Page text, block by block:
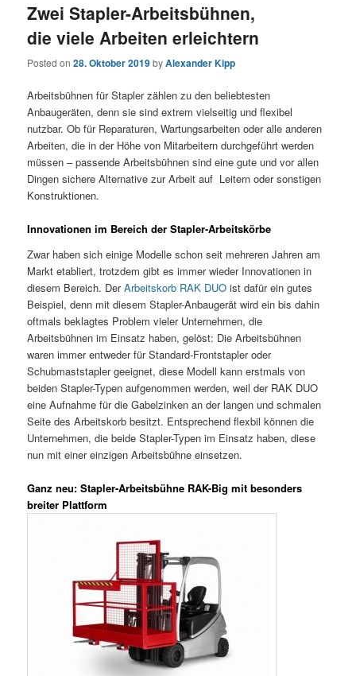
Zwei Stapler-Arbeitsbühnen,
die viele Arbeiten erleichtern
Posted on28. Oktober 2019byAlexander Kipp
Arbeitsbühnen für Stapler zählen zu den beliebtesten
Anbaugeräten, denn sie sind extrem vielseitig und flexibel
nutzbar. Ob für Reparaturen, Wartungsarbeiten oder alle anderen
Arbeiten, die in der Höhe von Mitarbeitern durchgeführt werden
müssen – passende Arbeitsbühnen sind eine gute und vor allen
Dingen sichere Alternative zur Arbeit auf Leitern oder sonstigen
Konstruktionen.
Innovationen im Bereich der Stapler-Arbeitskörbe
Zwar haben sich einige Modelle schon seit mehreren Jahren am
Markt etabliert, trotzdem gibt es immer wieder Innovationen in
diesem Bereich. DerArbeitskorb RAK DUO ist dafür ein gutes
Beispiel, denn mit diesem Stapler-Anbaugerät wird ein bis dahin
oftmals beklagtes Problem vieler Unternehmen, die
Arbeitsbühnen im Einsatz haben, gelöst: Die Arbeitsbühnen
waren immer entweder für Standard-Frontstapler oder
Schubmaststapler geeignet, diese Modell kann erstmals von
beiden Stapler-Typen aufgenommen werden, weil der RAK DUO
eine Aufnahme für die Gabelzinken an der langen und schmalen
Seite des Arbeitskorb besitzt. Entsprechend flexbil können die
Unternehmen, die beide Stapler-Typen im Einsatz haben, diese
nun mit einer einzigen Arbeitsbühne einsetzen.
Ganz neu: Stapler-Arbeitsbühne RAK-Big mit besonders
breiter Plattform